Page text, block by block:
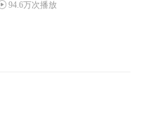
94.6万次播放